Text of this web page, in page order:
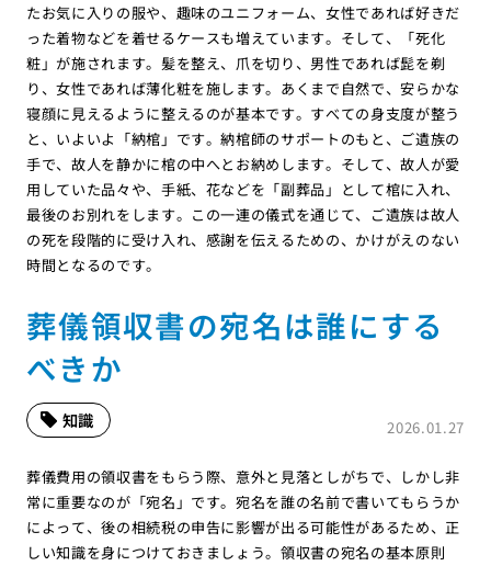
たお気に入りの服や、趣味のユニフォーム、女性であれば好きだ
った着物などを着せるケースも増えています。そして、「死化
粧」が施されます。髪を整え、爪を切り、男性であれば髭を剃
り、女性であれば薄化粧を施します。あくまで自然で、安らかな
寝顔に見えるように整えるのが基本です。すべての身支度が整う
と、いよいよ「納棺」です。納棺師のサポートのもと、ご遺族の
手で、故人を静かに棺の中へとお納めします。そして、故人が愛
用していた品々や、手紙、花などを「副葬品」として棺に入れ、
最後のお別れをします。この一連の儀式を通じて、ご遺族は故人
の死を段階的に受け入れ、感謝を伝えるための、かけがえのない
時間となるのです。
葬儀領収書の宛名は誰にする
べきか
2026.01.27
知識
葬儀費用の領収書をもらう際、意外と見落としがちで、しかし非
常に重要なのが「宛名」です。宛名を誰の名前で書いてもらうか
によって、後の相続税の申告に影響が出る可能性があるため、正
しい知識を身につけておきましょう。領収書の宛名の基本原則